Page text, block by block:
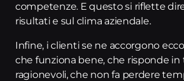
competenze. E questo si riflette
risultati e sul clima aziendale.
Infine, i clienti se ne accorgono
che funziona bene, che risponde
ragionevoli, che non fa perdere